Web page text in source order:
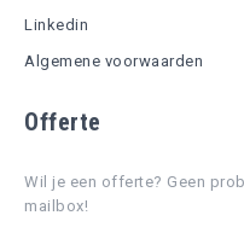
Linkedin
Algemene voorwaarden
Offerte
Wil je een offerte? Geen
mailbox!